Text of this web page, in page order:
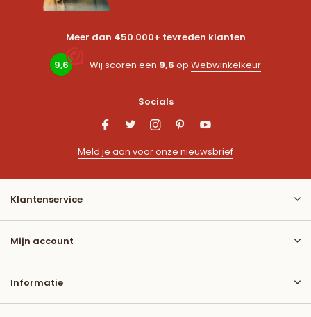
Meer dan 450.000+ tevreden klanten
9,6 Wij scoren een 9,6 op Webwinkelkeur
Socials
Meld je aan voor onze nieuwsbrief
Klantenservice
Mijn account
Informatie